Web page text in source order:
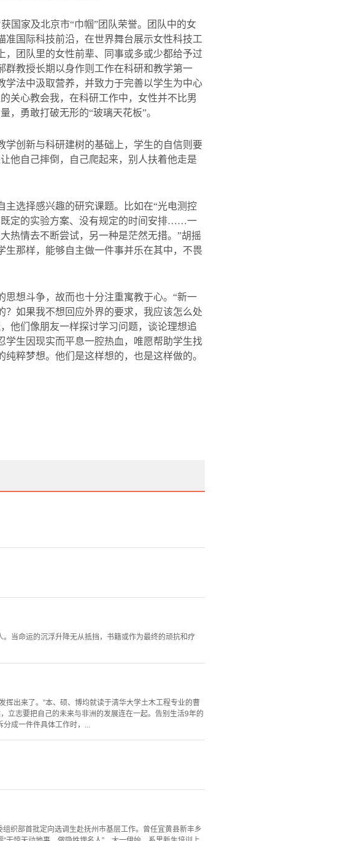
国家及北京市“巾帼”团队荣誉。团队中的女
国际科技前沿，在世界舞台展示女性科技工
团队里的女性前辈、同事或多或少都给予过
群教授长期以身作则工作在科研和教学第一
法中汲取营养，并致力于完善以学生为中心
关心教会我，在科研工作中，女性并不比男
，勇敢打破无形的“玻璃天花板”。
学创新与科研建树的基础上，学生的自信则要
他自己摔倒，自己爬起来，别人扶着他走是
选择感兴趣的研究课题。比如在“光电测控
既定的实验方案、没有规定的时间安排……一
热情去不断尝试，另一种是茫然无措。”胡摇
那样，能够自主做一件事并乐在其中，不畏
想斗争，故而也十分注重寓教于心。“新一
如果我不想回应外界的要求，我应该怎么处
他们像朋友一样探讨学习问题，谈论理想追
生因现实而平息一腔热血，唯愿帮助学生找
粹梦想。他们是这样想的，也是这样做的。
当命运的沉浮升降无从抵挡，书籍或作为最终的顽抗和疗
出来了。”本、硕、博均就读于清华大学土木工程专业的曹
立志要把自己的未来与非洲的发展连在一起。告别生活9年的
成一件件具体工作时，...
织部首批定向选调生赴抚州市基层工作。曾任宜黄县新丰乡